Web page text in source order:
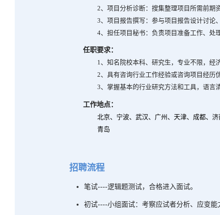
2、项目分析诊断：搜集整理项目所需前期
3、项目报告撰写：参与项目报告设计讨论
4、担任项目秘书：负责项目准备工作、处
任职要求：
1、知名院校本科、研究生，专业不限，经
2、具有咨询行业工作经验或咨询项目经历
3、掌握基本的行业研究方法和工具，语言
工作地点：
北京、宁波、武汉、广州、天津、成都、
青岛
招聘流程
笔试----逻辑题测试，合格进入面试。
初试----小组面试：考察应试者分析、应变